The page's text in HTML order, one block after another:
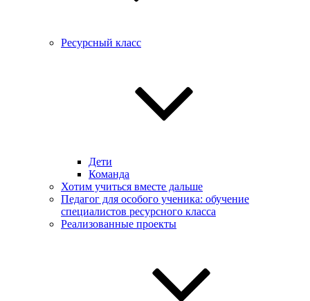
Ресурсный класс
Дети
Команда
Хотим учиться вместе дальше
Педагог для особого ученика: обучение
специалистов ресурсного класса
Реализованные проекты